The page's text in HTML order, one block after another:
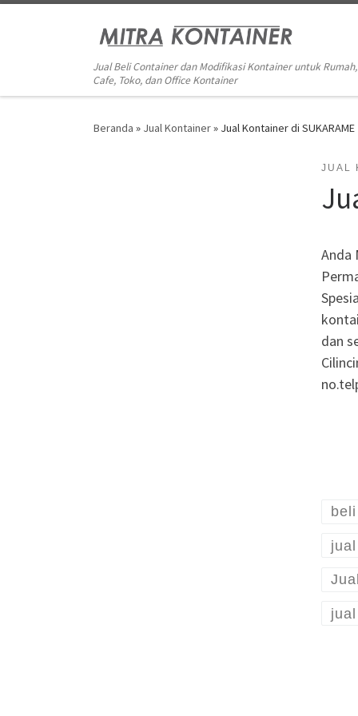
Jual Beli Container dan Modifikasi Kontainer untuk Rumah,
Cafe, Toko, dan Office Kontainer
Beranda » Jual Kontainer» Jual Kontainer di SUKARAME
JUAL
Anda
dan